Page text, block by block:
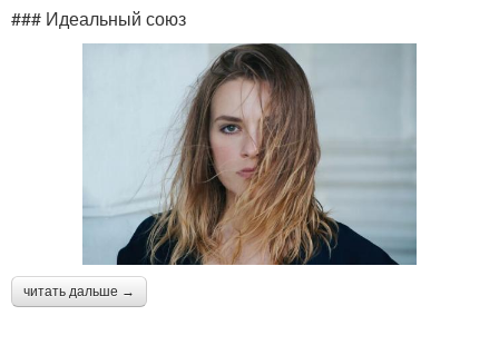
### Идеальный союз
читать дальше →